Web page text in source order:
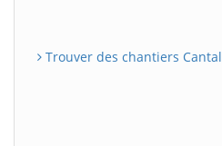
Trouver des chantiers Cantal